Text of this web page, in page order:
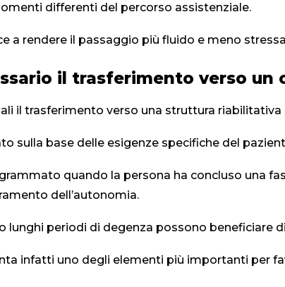
differenti del percorso assistenziale.
a rendere il passaggio più fluido e meno
il trasferimento verso
il trasferimento verso una struttura
sulla base delle esigenze specifiche del
quando la persona ha concluso una
dell’autonomia.
lunghi periodi di degenza possono beneficiare
infatti uno degli elementi più importanti per